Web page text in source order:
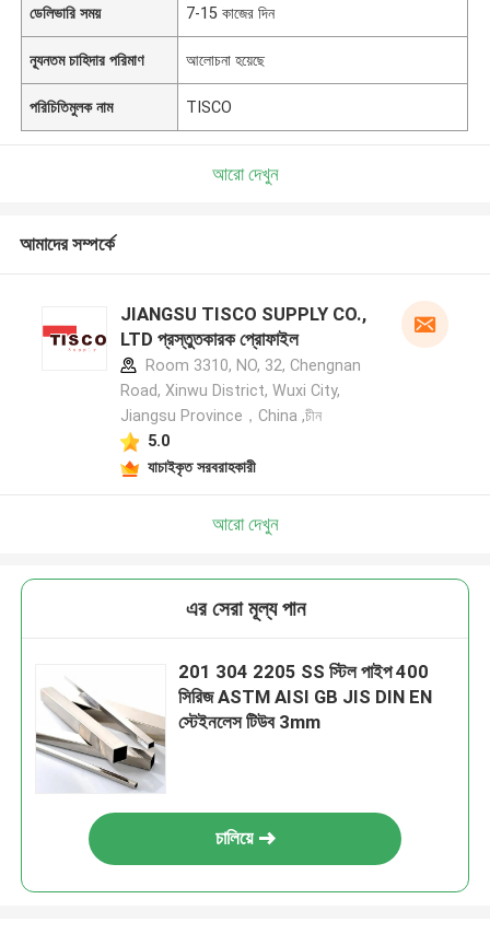
ডেলিভারি সময় 7-15 কাজের দিন
ন্যূনতম চাহিদার পরিমাণ আলোচনা হয়েছে
পরিচিতিমুলক নাম TISCO
আরো দেখুন
আমাদের সম্পর্কে
JIANGSU TISCO SUPPLY CO.,
LTD প্রস্তুতকারক প্রোফাইল
Room 3310, NO, 32, Chengnan
Road, Xinwu District, Wuxi City,
Jiangsu Province，China ,চীন
5.0
যাচাইকৃত সরবরাহকারী
আরো দেখুন
এর সেরা মূল্য পান
201 304 2205 SS স্টিল পাইপ 400
সিরিজ ASTM AISI GB JIS DIN EN
স্টেইনলেস টিউব 3mm
চালিয়ে